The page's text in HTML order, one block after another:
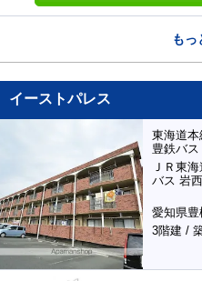
もっ
イーストパレス
東海道
豊鉄バ
ＪＲ東
バス 岩
愛知県豊
3階建 /